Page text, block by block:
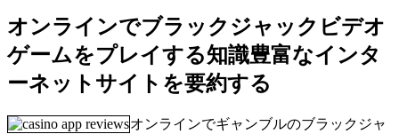
オンラインでブラックジャックビデオ
ゲームをプレイする知識豊富なインタ
ーネットサイトを要約する
オンラインでギャンブルのブラックジャ